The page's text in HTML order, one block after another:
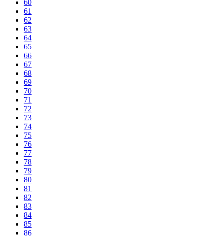
60
61
62
63
64
65
66
67
68
69
70
71
72
73
74
75
76
77
78
79
80
81
82
83
84
85
86